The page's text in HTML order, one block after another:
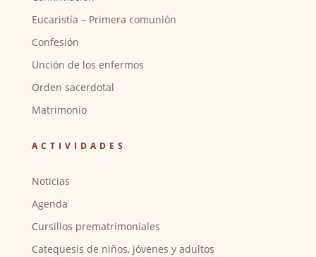
Eucaristía – Primera comunión
Confesión
Unción de los enfermos
Orden sacerdotal
Matrimonio
ACTIVIDADES
Noticias
Agenda
Cursillos prematrimoniales
Catequesis de niños, jóvenes y adultos